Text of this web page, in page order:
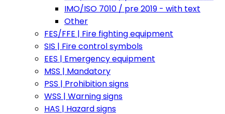
IMO/ISO 7010 / pre 2019 - with text
Other
FES/FFE | Fire fighting equipment
SIS | Fire control symbols
EES | Emergency equipment
MSS | Mandatory
PSS | Prohibition signs
WSS | Warning signs
HAS | Hazard signs